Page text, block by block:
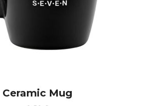
Ceramic Mug